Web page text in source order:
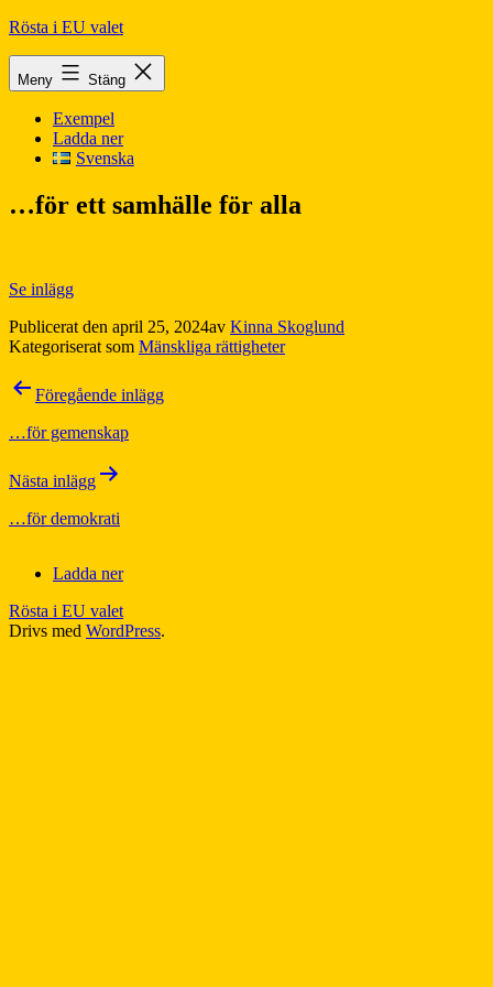
Hoppa
innehåll
Rösta i EU valet
Meny Stäng
Exempel
Ladda ner
Svenska
…för ett samhälle för alla
Se inlägg
Publicerat den april 25, 2024av Kinna Skoglund
Kategoriserat som Mänskliga rättigheter
Inläggsnavigering
Föregående inlägg
…för gemenskap
Nästa inlägg
…för demokrati
Ladda ner
Rösta i EU valet
Drivs med WordPress.